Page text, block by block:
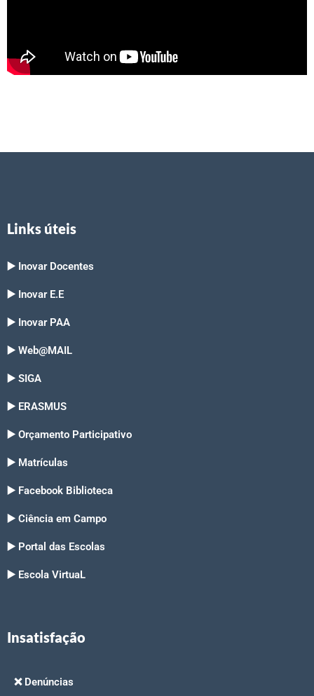
Links úteis
▶️ Inovar Docentes
▶️ Inovar E.E
▶️ Inovar PAA
▶️ Web@MAIL
▶️ SIGA
▶️ ERASMUS
▶️ Orçamento Participativo
▶️ Matrículas
▶️ Facebook Biblioteca
▶️ Ciência em Campo
▶️ Portal das Escolas
▶️ Escola VirtuaL
Insatisfação
❌ Denúncias